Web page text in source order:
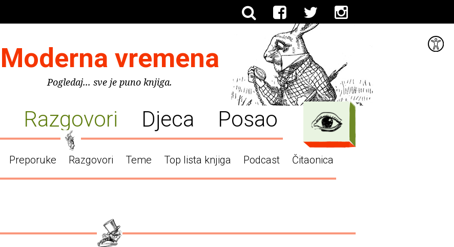
Moderna vremena
Pogledaj... sve je puno knjiga.
Razgovori Djeca Posao
Preporuke Razgovori Teme Top lista knjiga Podcast Čitaonica